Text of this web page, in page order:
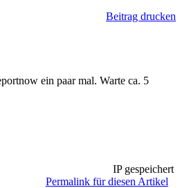
Beitrag drucken
ein paar mal. Warte ca. 5
IP gespeichert
Permalink für diesen Artikel